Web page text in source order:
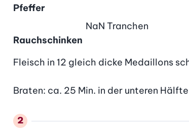
Pfeffer
Rauchschinken
NaN Tranchen
Fleisch in 12 gleich dicke Medaillons
Braten: ca. 25 Min. in der unteren